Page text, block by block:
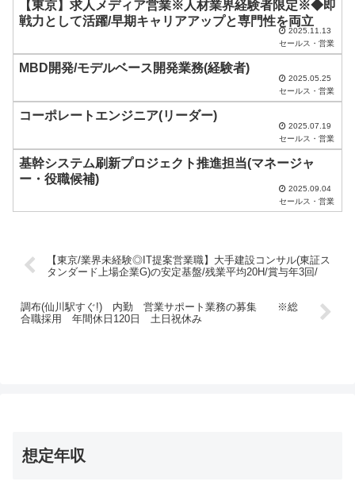
ま
し
さ
い
【東京】求人メディア営業※人材業界経験者限定※◆即
戦力として活躍/早期キャリアアップと専門性を両立
2025.11.13
セールス・営業
MBD開発/モデルベース開発業務(経験者)
2025.05.25
セールス・営業
コーポレートエンジニア(リーダー)
2025.07.19
セールス・営業
基幹システム刷新プロジェクト推進担当(マネージャ
ー・役職候補)
2025.09.04
セールス・営業
【東京/業界未経験◎IT提案営業職】大手建設コンサル(東証ス
タンダード上場企業G)の安定基盤/残業平均20H/賞与年3回/
調布(仙川駅すぐ!) 内勤 営業サポート業務の募集 ※総
合職採用 年間休日120日 土日祝休み
想定年収